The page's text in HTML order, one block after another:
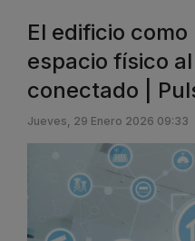
El edificio
espacio físico
conectado |
Jueves, 29 Enero 2026 09:33